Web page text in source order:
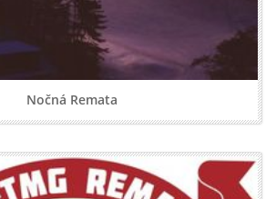
Nočná Remata